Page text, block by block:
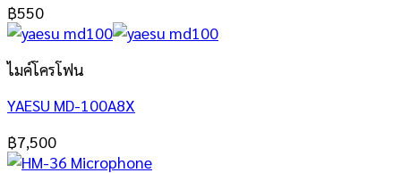
฿550
ไมค์โครโฟน
YAESU MD-100A8X
฿7,500